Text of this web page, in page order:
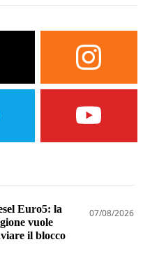
Euro5: la
vuole
il blocco
07/08/2026